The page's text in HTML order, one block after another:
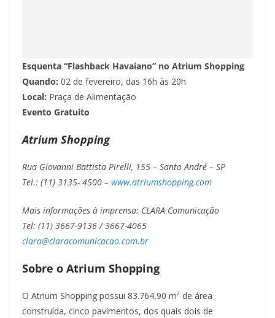
Esquenta “Flashback Havaiano” no Atrium Shopping
Quando: 02 de fevereiro, das 16h às 20h
Local: Praça de Alimentação
Evento Gratuito
Atrium Shopping
Rua Giovanni Battista Pirelli, 155 – Santo André – SP
Tel.: (11) 3135- 4500 – www.atriumshopping.com
Mais informações à imprensa: CLARA Comunicação
Tel: (11) 3667-9136 / 3667-4065
clara@claracomunicacao.com.br
Sobre o Atrium Shopping
O Atrium Shopping possui 83.764,90 m² de área
construída, cinco pavimentos, dos quais dois de